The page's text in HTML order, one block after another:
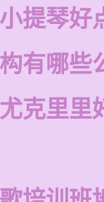
提琴好
有哪些
克里里